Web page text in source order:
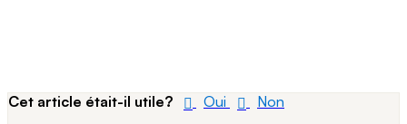
Cet article était-il utile? Oui
Non